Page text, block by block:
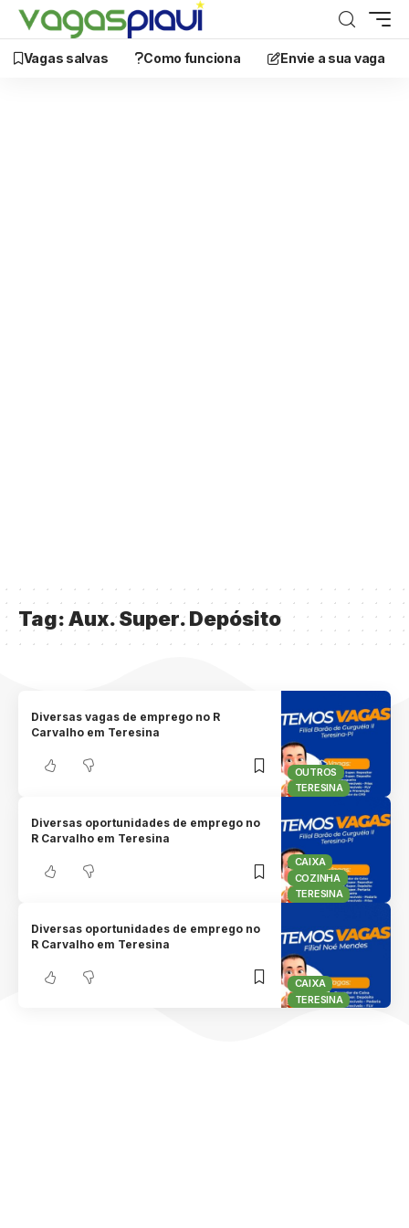
Vagas salvas Como funciona Envie a sua vaga
Tag:Aux. Super. Depósito
OUTROS
TERESINA
Diversas vagas de emprego no R
Carvalho em Teresina
CAIXA
COZINHA
TERESINA
Diversas oportunidades de emprego no
R Carvalho em Teresina
CAIXA
TERESINA
Diversas oportunidades de emprego no
R Carvalho em Teresina